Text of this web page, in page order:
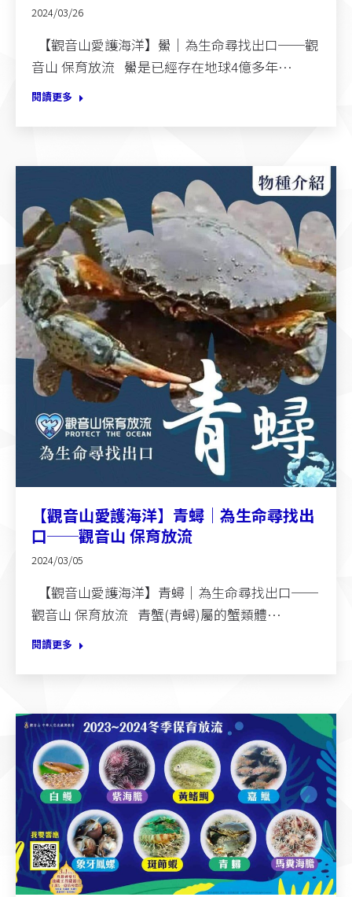
2024/03/26
【觀音山愛護海洋】鱟｜為生命尋找出口──觀
音山 保育放流 鱟是已經存在地球4億多年…
閱讀更多
【觀音山愛護海洋】青蟳｜為生命尋找出
口──觀音山 保育放流
2024/03/05
【觀音山愛護海洋】青蟳｜為生命尋找出口──
觀音山 保育放流 青蟹(青蟳)屬的蟹類體…
閱讀更多